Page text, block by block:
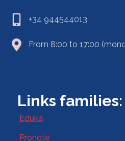
+34 944544013
From 8:00 to 17:00
Links families:
Eduka
Pronote